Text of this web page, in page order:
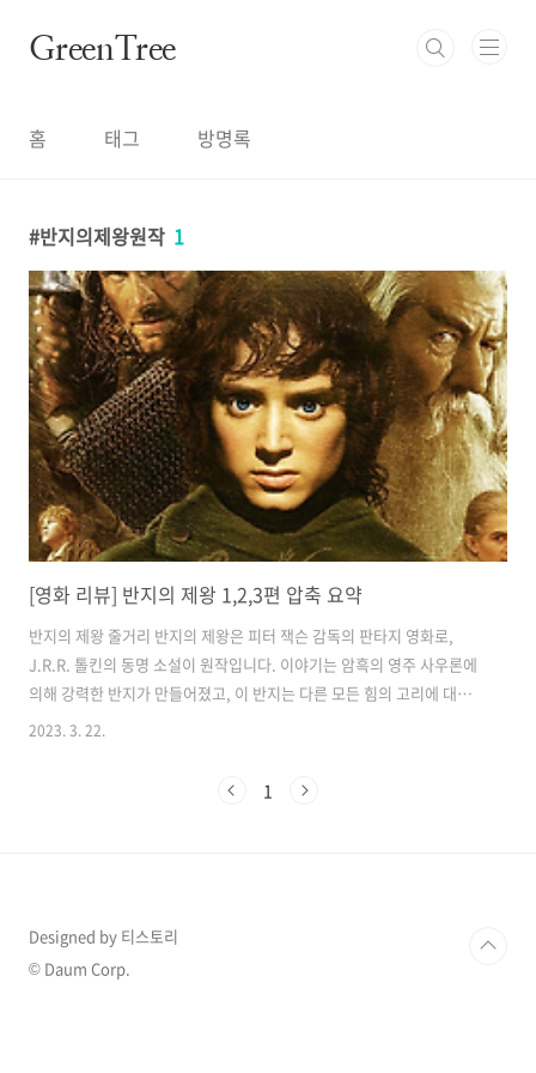
GreenTree
홈 태그 방명록
반지의제왕원작 1
[영화 리뷰] 반지의 제왕 1,2,3편 압축 요약
반지의 제왕 줄거리 반지의 제왕은 피터 잭슨 감독의 판타지 영화로,
J.R.R. 톨킨의 동명 소설이 원작입니다. 이야기는 암흑의 영주 사우론에
의해 강력한 반지가 만들어졌고, 이 반지는 다른 모든 힘의 고리에 대한
지배력과 궁극적인 힘을 부여할 수 있습니다. 첫 번째 영화인 "반지 원정
주인공들을 소개합니다. 그는 호빗 샘, 메리, 피핀뿐만 아니라 마법사 간
2023. 3. 22.
1
Designed by 티스토리
© Daum Corp.